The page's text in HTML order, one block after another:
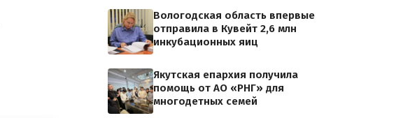
Вологодская область впервые
отправила в Кувейт 2,6 млн
инкубационных яиц
Якутская епархия получила
помощь от АО «РНГ» для
многодетных семей